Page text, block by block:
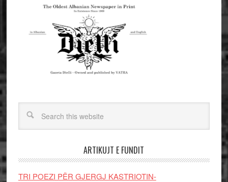
ARTIKUJT E FUNDIT
TRI POEZI PËR GJERGJ KASTRIOTIN-